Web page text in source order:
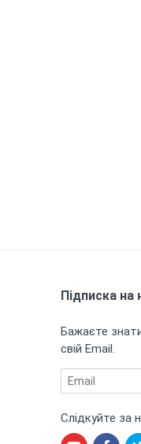
Підписка на
Бажаєте
свій Email.
Email
Слідкуйте за